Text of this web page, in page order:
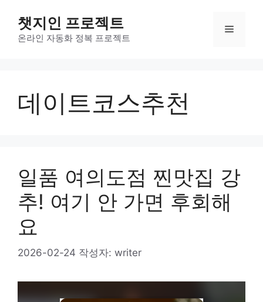
챗지인 프로젝트
온라인 자동화 정복 프로젝트
메
데이트코스추천
일품 여의도점 찐맛집 강
추! 여기 안 가면 후회해
요
2026-02-24 작성자: writer